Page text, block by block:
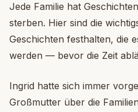
Jede Familie hat
sterben. Hier sind die
Geschichten festhalten, die
werden — bevor die Zeit
Ingrid hatte sich immer
Großmutter über die